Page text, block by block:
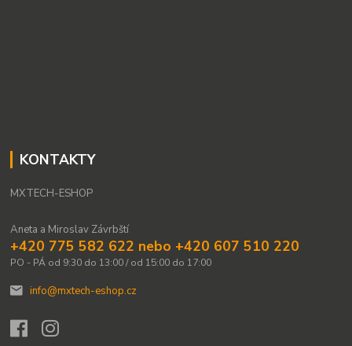
KONTAKTY
MXTECH-ESHOP
Aneta a Miroslav Závrbští
+420 775 582 622 nebo +420 607 510 220
PO - PÁ od 9:30 do 13:00 / od 15:00 do 17:00
info@mxtech-eshop.cz